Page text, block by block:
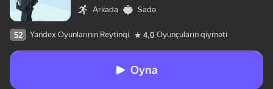
Arkada
Sadə
52 Yandex Oyunlarının Reytinqi 4,0 Oyunçuların qiyməti
Oyna